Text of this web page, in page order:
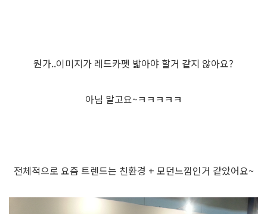
뭔가..이미지가 레드카펫 밟아야 할거 같지 않아요?
아님 말고요~ㅋㅋㅋㅋㅋ
전체적으로 요즘 트렌드는 친환경 + 모던느낌인거 같았어요~